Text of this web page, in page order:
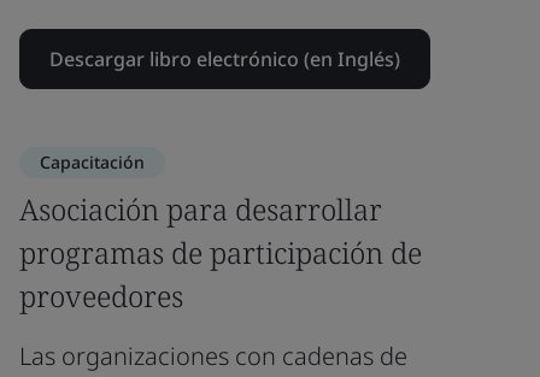
Descargar libro electrónico (en Inglés)
Capacitación
Asociación para desarrollar
programas de participación de
proveedores
Las organizaciones con cadenas de